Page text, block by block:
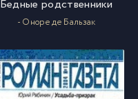
Бедные родственники
- Оноре де Бальзак